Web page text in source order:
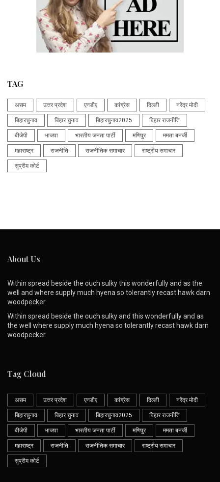
TAG
असम उत्तर प्रदेश एनडीए कांग्रेस दिल्ली नरेंद्र मोदी
बिहारचुनाव बिहार चुनाव बिहारचुनाव2025 बिहार राजनीति
बीजेपी भाजपा भारतीय जनता पार्टी मणिपुर ममता बनर्जी
महाराष्ट्र राजनीति राजनीतिक समाचार राष्ट्रीय समाचार
सुप्रीम कोर्ट
About Us
Within spread beside the ouch sulky this wonderfully and as the
well and where supply much hyena so tolerantly recast hawk darn
woodpecker.
Within spread beside the ouch sulky and this wonderfully and as
the well where supply much hyena so tolerantly recast hawk darn
woodpecker.
Tag Cloud
असम उत्तर प्रदेश एनडीए कांग्रेस दिल्ली नरेंद्र मोदी
बिहारचुनाव बिहार चुनाव बिहारचुनाव2025 बिहार राजनीति
बीजेपी भाजपा भारतीय जनता पार्टी मणिपुर ममता बनर्जी
महाराष्ट्र राजनीति राजनीतिक समाचार राष्ट्रीय समाचार
सुप्रीम कोर्ट